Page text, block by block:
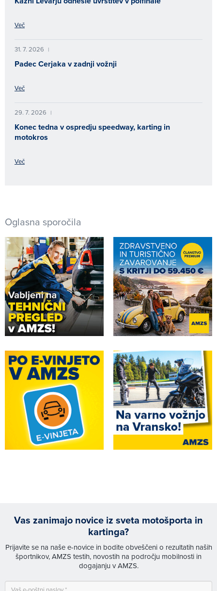
Več
31. 7. 2026 |
Padec Cerjaka v zadnji vožnji
Več
29. 7. 2026 |
Konec tedna v ospredju speedway, karting in
motokros
Več
Oglasna sporočila
Vas zanimajo novice iz sveta motošporta in
kartinga?
Prijavite se na naše e-novice in bodite obveščeni o rezultatih naših
športnikov, AMZS testih, novostih na področju mobilnosti in
dogajanju v AMZS.